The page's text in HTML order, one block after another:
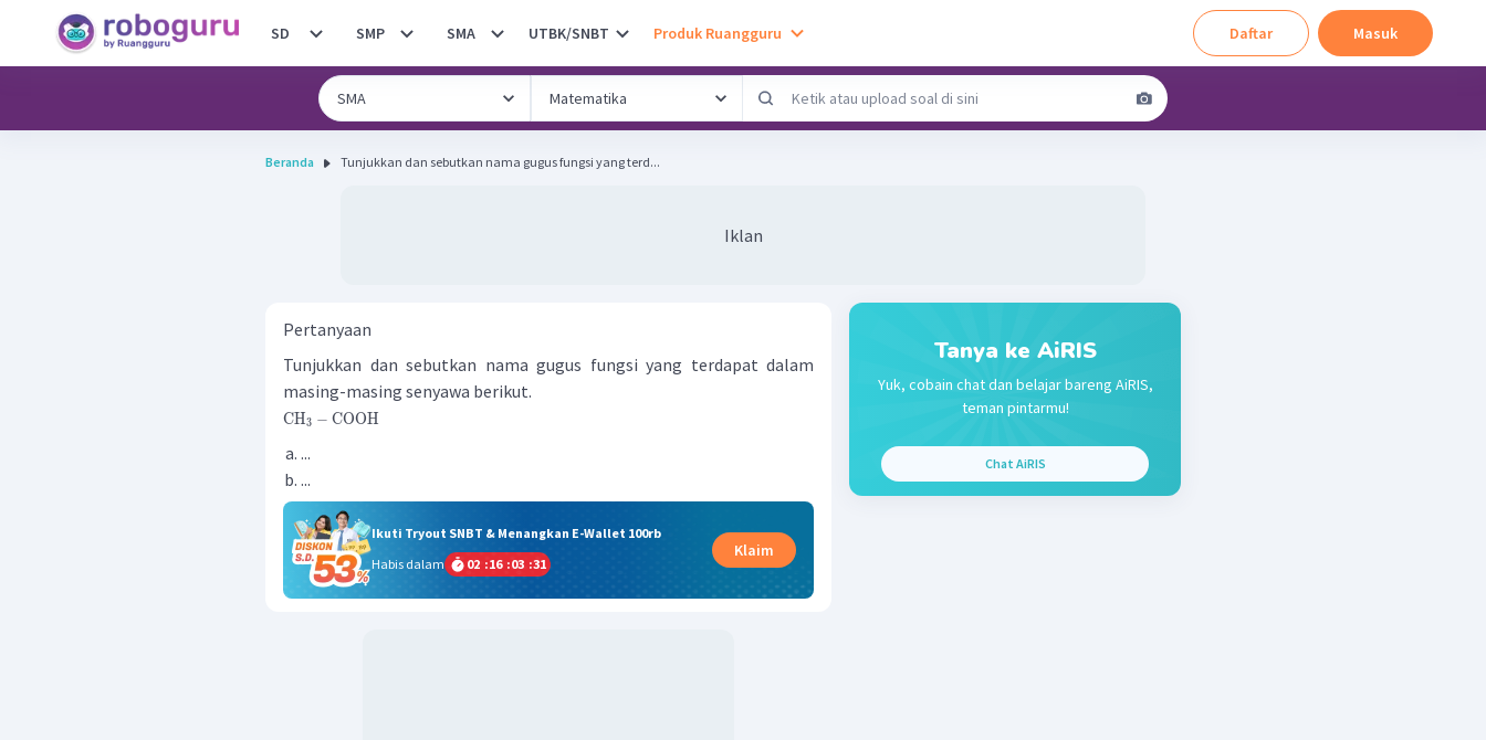
SD SMP SMA UTBK/SNBT Produk Ruangguru Daftar Masuk
Beranda Tunjukkan dan sebutkan nama gugus fungsi yang terd...
Iklan
Pertanyaan
Tunjukkan dan sebutkan nama gugus fungsi yang terdapat dalam
masing-masing senyawa berikut.
CH3 − COOH
...
...
Ikuti Tryout SNBT & Menangkan E-Wallet 100rb
Habis dalam
02 :16 :03 :30
Klaim
Tanya ke AiRIS
Yuk, cobain chat dan belajar bareng AiRIS,
teman pintarmu!
Chat AiRIS